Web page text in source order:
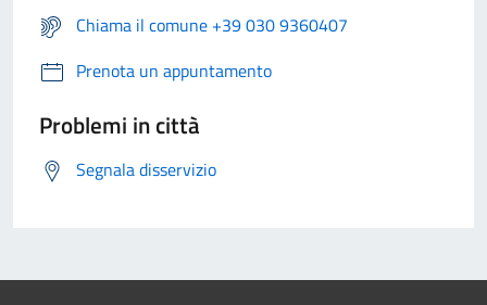
Chiama il comune +39 030 9360407
Prenota un appuntamento
Problemi in città
Segnala disservizio